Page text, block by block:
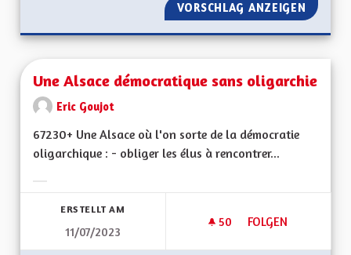
VORSCHLAG ANZEIGEN UNE
Une Alsace démocratique sans oligarchie
Eric Goujot
67230+ Une Alsace où l'on sorte de la démocratie
oligarchique : - obliger les élus à rencontrer...
ERSTELLT AM
11/07/2023
50 50 FOLLOWER
FOLGEN
UNE ALSACE